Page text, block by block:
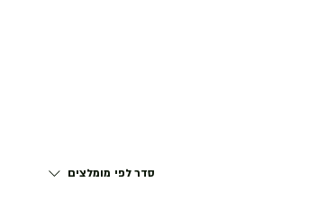
סדר לפי מומלצים